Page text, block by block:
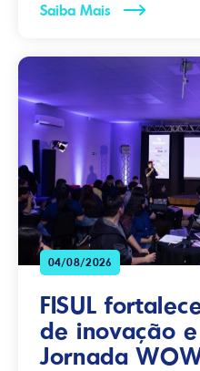
Saiba Mais
04/08/2026
FISUL
de inovação
Jornada